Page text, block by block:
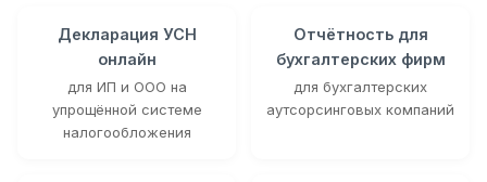
Декларация УСН
онлайн
для ИП и ООО на
упрощённой системе
налогообложения
Отчётность для
бухгалтерских фирм
для бухгалтерских
аутсорсинговых компаний